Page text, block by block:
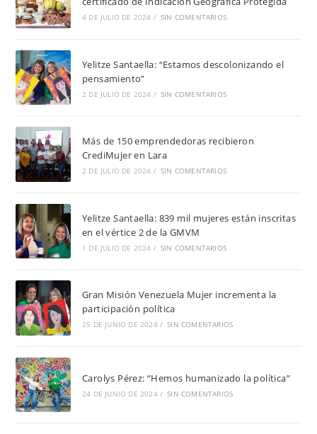
4 DE JULIO DE 2024 / SIN COMENTARIOS
Yelitze Santaella: “Estamos descolonizando el
pensamiento”
2 DE JULIO DE 2024 / SIN COMENTARIOS
Más de 150 emprendedoras recibieron
CrediMujer en Lara
2 DE JULIO DE 2024 / SIN COMENTARIOS
Yelitze Santaella: 839 mil mujeres están inscritas
en el vértice 2 de la GMVM
1 DE JULIO DE 2024 / SIN COMENTARIOS
Gran Misión Venezuela Mujer incrementa la
participación política
25 DE JUNIO DE 2024 / SIN COMENTARIOS
Carolys Pérez: “Hemos humanizado la política”
24 DE JUNIO DE 2024 / SIN COMENTARIOS